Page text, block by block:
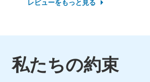
レビューをもっと見る
私たちの約束